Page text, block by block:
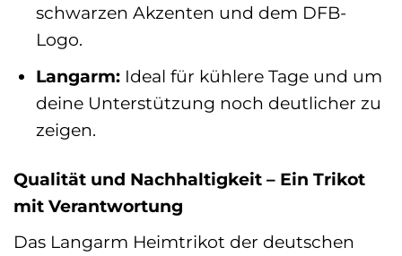
schwarzen Akzenten und dem DFB-
Logo.
Langarm:Ideal für kühlere Tage und um
deine Unterstützung noch deutlicher zu
zeigen.
Qualität und Nachhaltigkeit – Ein Trikot
mit Verantwortung
Das Langarm Heimtrikot der deutschen